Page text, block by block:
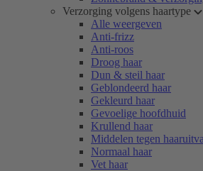
Verzorging volgens haartype
Alle weergeven
Anti-frizz
Anti-roos
Droog haar
Dun & steil haar
Geblondeerd haar
Gekleurd haar
Gevoelige hoofdhuid
Krullend haar
Middelen tegen
Normaal haar
Vet haar